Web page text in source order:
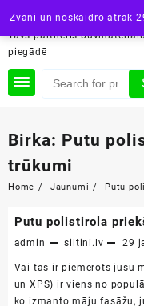
Zvani un noskaidro ātrāk
content
siltini.lv
Tavs partneris
piegādē
Birka: Putu
trūkumi
Home Jaunumi Putu
Putu polistirola
admin siltini.lv 29
Vai tas ir piemērots jūsu
un XPS) ir viens no
ko izmanto māju fasāžu,